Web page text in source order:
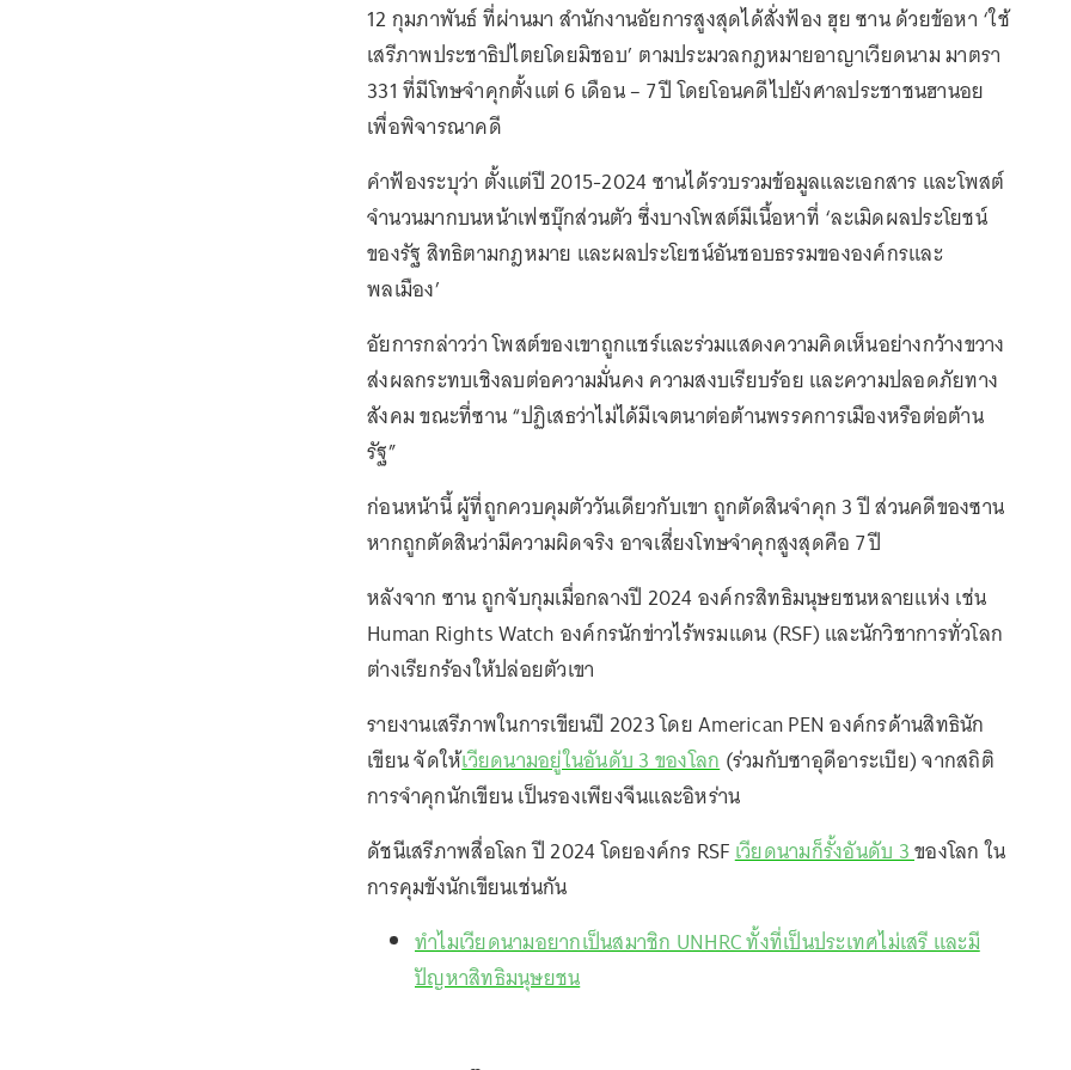
12 กุมภาพันธ์ ที่ผ่านมา สำนักงานอัยการสูงสุดได้สั่งฟ้อง ฮุย ซาน ด้วยข้อหา ‘ใช้
เสรีภาพประชาธิปไตยโดยมิชอบ’ ตามประมวลกฎหมายอาญาเวียดนาม มาตรา
331 ที่มีโทษจำคุกตั้งแต่ 6 เดือน – 7 ปี โดยโอนคดีไปยังศาลประชาชนฮานอย
เพื่อพิจารณาคดี
คำฟ้องระบุว่า ตั้งแต่ปี 2015-2024 ซานได้รวบรวมข้อมูลและเอกสาร และโพสต์
จำนวนมากบนหน้าเฟซบุ๊กส่วนตัว ซึ่งบางโพสต์มีเนื้อหาที่ ‘ละเมิดผลประโยชน์
ของรัฐ สิทธิตามกฎหมาย และผลประโยชน์อันชอบธรรมขององค์กรและ
พลเมือง’
อัยการกล่าวว่า โพสต์ของเขาถูกแชร์และร่วมแสดงความคิดเห็นอย่างกว้างขวาง
ส่งผลกระทบเชิงลบต่อความมั่นคง ความสงบเรียบร้อย และความปลอดภัยทาง
สังคม ขณะที่ซาน “ปฏิเสธว่าไม่ได้มีเจตนาต่อต้านพรรคการเมืองหรือต่อต้าน
รัฐ”
ก่อนหน้านี้ ผู้ที่ถูกควบคุมตัววันเดียวกับเขา ถูกตัดสินจำคุก 3 ปี ส่วนคดีของซาน
หากถูกตัดสินว่ามีความผิดจริง อาจเสี่ยงโทษจำคุกสูงสุดคือ 7 ปี
หลังจาก ซาน ถูกจับกุมเมื่อกลางปี 2024 องค์กรสิทธิมนุษยชนหลายแห่ง เช่น
Human Rights Watch องค์กรนักข่าวไร้พรมแดน (RSF) และนักวิชาการทั่วโลก
ต่างเรียกร้องให้ปล่อยตัวเขา
รายงานเสรีภาพในการเขียนปี 2023 โดย American PEN องค์กรด้านสิทธินัก
เขียน จัดให้เวียดนามอยู่ในอันดับ 3 ของโลก(ร่วมกับซาอุดีอาระเบีย) จากสถิติ
การจำคุกนักเขียน เป็นรองเพียงจีนและอิหร่าน
ดัชนีเสรีภาพสื่อโลก ปี 2024 โดยองค์กร RSFเวียดนามก็รั้งอันดับ 3ของโลก ใน
การคุมขังนักเขียนเช่นกัน
ทำไมเวียดนามอยากเป็นสมาชิก UNHRC ทั้งที่เป็นประเทศไม่เสรี และมี
ปัญหาสิทธิมนุษยชน